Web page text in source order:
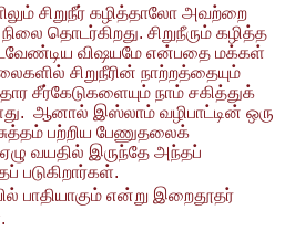
சிறுநீர் கழித்தாலோ அவற்றை
தொடர்கிறது. சிறுநீரும் கழித்த
படவேண்டிய விஷயமே என்பதை மக்கள்
சிறுநீரின் நாற்றத்தையும்
சீர்கேடுகளையும் நாம் சகித்துக்
ஆனால் இஸ்லாம் வழிபாட்டின் ஒரு
சுத்தம் பற்றிய பேணுதலைக்
வயதில் இருந்தே அந்தப்
படுகிறார்கள்.
பாதியாகும் என்று இறைதூதர்